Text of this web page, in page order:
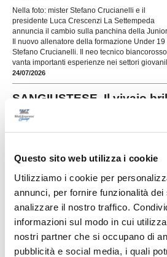
Questo sito web utilizza i cookie
Utilizziamo i cookie per
annunci, per fornire funzionalità
analizzare il nostro traffico.
informazioni sul modo in cui
nostri partner che si occupano di
pubblicità e social media, i quali
Nella foto: mister Stefano Crucianelli e il
presidente Luca Crescenzi La Settempeda
annuncia il cambio sulla panchina della
Il nuovo allenatore della formazione Under 19
Stefano Crucianelli. Il neo tecnico biancorosso
vanta importanti esperienze nei settori
24/07/2026
SANGIUSTESE. Il vivaio
talenti nei professionisti
cresciuti in rossoblù
TREIESE. Il vivaio riparte
ecco il nuovo staff
TREIA. La Treiese continua a investire con
giovanile e ufficializza il nuovo staff dedicato
affidando la responsabilità dell'intero progetto